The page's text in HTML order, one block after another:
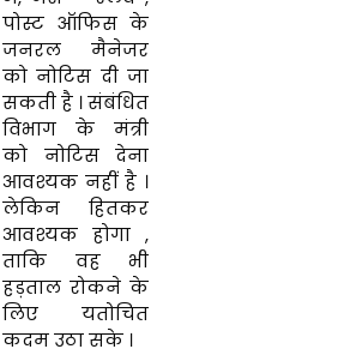
पोस्ट ऑफिस के
जनरल मैनेजर
को नोटिस दी जा
सकती है । संबंधित
विभाग के मंत्री
को नोटिस देना
आवश्यक नहीं है ।
लेकिन हितकर
आवश्यक होगा ,
ताकि वह भी
हड़ताल रोकने के
लिए यतोचित
कदम उठा सके ।